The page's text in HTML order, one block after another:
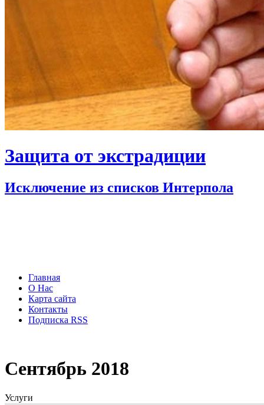
Защита от экстрадиции
Исключение из списков Интерпола
Главная
О Нас
Карта сайта
Контакты
Подписка RSS
Сентябрь 2018
Услуги